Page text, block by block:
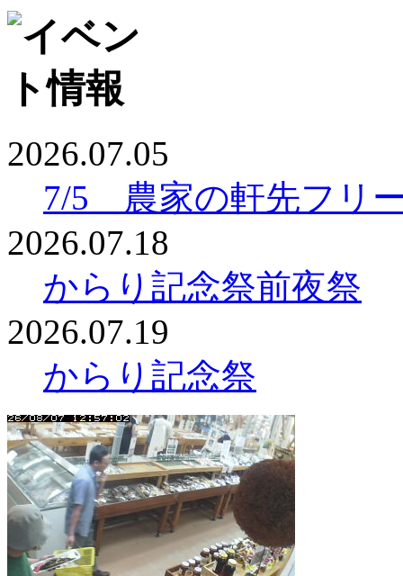
2026.07.05
7/5 農家の軒先フリ
2026.07.18
からり記念祭前夜祭
2026.07.19
からり記念祭